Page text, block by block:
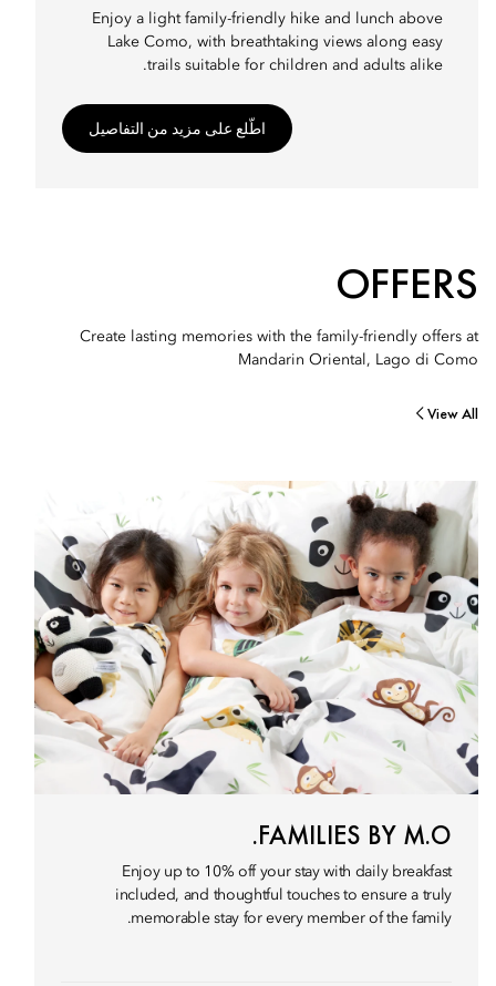
Enjoy a light family-friendly hike and lunch above
Lake Como, with breathtaking views along easy
trails suitable for children and adults alike.
اطّلع على مزيد من التفاصيل
OFFERS
Create lasting memories with the family-friendly offers at
Mandarin Oriental, Lago di Como
View All
FAMILIES BY M.O.
Enjoy up to 10% off your stay with daily breakfast
included, and thoughtful touches to ensure a truly
memorable stay for every member of the family.